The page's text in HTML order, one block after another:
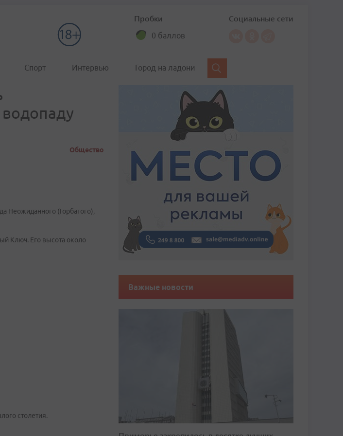
Пробки
0 баллов
Социальные сети
Спорт Интервью Город на ладони
Общество
Неожиданного (Горбатого),
Ключ. Его высота около
столетия.
Важные новости